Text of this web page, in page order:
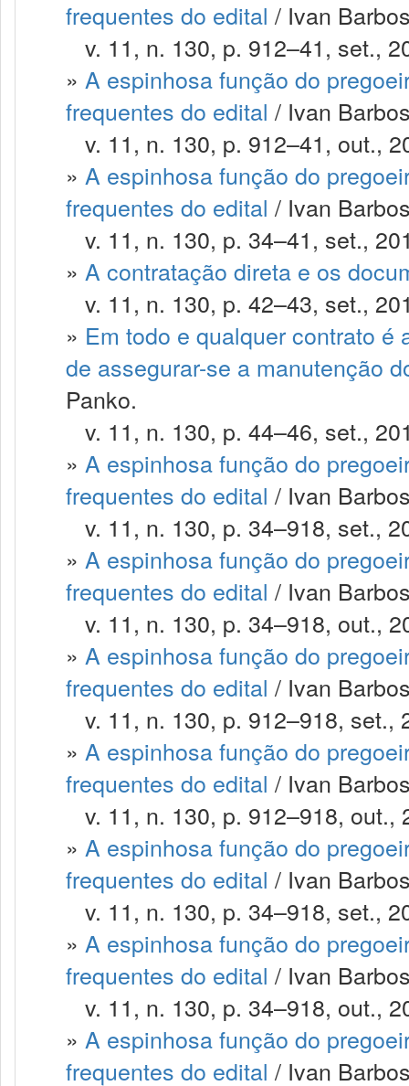
frequentes do edital / Ivan
v. 11, n. 130, p. 912–41, set.,
» A espinhosa função do
frequentes do edital / Ivan
v. 11, n. 130, p. 912–41, out.,
» A espinhosa função do
frequentes do edital / Ivan
v. 11, n. 130, p. 34–41, set.,
» A contratação direta e os
v. 11, n. 130, p. 42–43, set.,
» Em todo e qualquer contrato
de assegurar-se a manutenção
Panko.
v. 11, n. 130, p. 44–46, set.,
» A espinhosa função do
frequentes do edital / Ivan
v. 11, n. 130, p. 34–918, set.,
» A espinhosa função do
frequentes do edital / Ivan
v. 11, n. 130, p. 34–918, out.,
» A espinhosa função do
frequentes do edital / Ivan
v. 11, n. 130, p. 912–918, set.,
» A espinhosa função do
frequentes do edital / Ivan
v. 11, n. 130, p. 912–918, out.,
» A espinhosa função do
frequentes do edital / Ivan
v. 11, n. 130, p. 34–918, set.,
» A espinhosa função do
frequentes do edital / Ivan
v. 11, n. 130, p. 34–918, out.,
» A espinhosa função do
frequentes do edital / Ivan